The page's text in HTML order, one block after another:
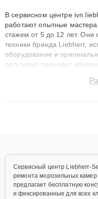
В сервисном центре
работают опытные
стажем от 5 до 12 лет. Они
техники бренда Liebherr,
оборудование и
регулярно проходит
технику с сохранением
Сервисный центр Liebherr-
ремонта морозильных
предлагает бесплатную
и фиксированные для всех